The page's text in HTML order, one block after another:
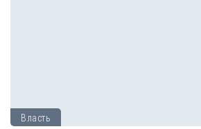
Власть